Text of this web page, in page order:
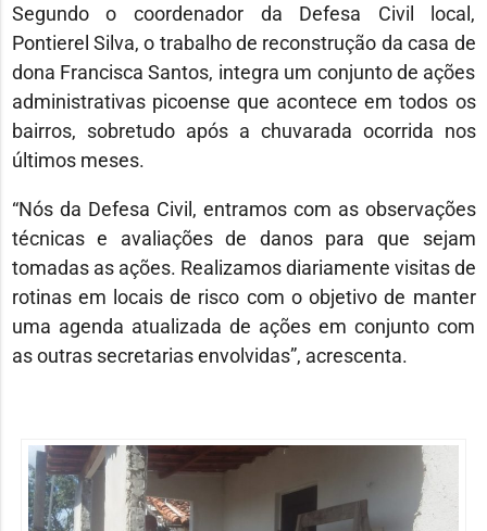
Segundo o coordenador da Defesa Civil local,
Pontierel Silva, o trabalho de reconstrução da casa de
dona Francisca Santos, integra um conjunto de ações
administrativas picoense que acontece em todos os
bairros, sobretudo após a chuvarada ocorrida nos
últimos meses.
“Nós da Defesa Civil, entramos com as observações
técnicas e avaliações de danos para que sejam
tomadas as ações. Realizamos diariamente visitas de
rotinas em locais de risco com o objetivo de manter
uma agenda atualizada de ações em conjunto com
as outras secretarias envolvidas”, acrescenta.